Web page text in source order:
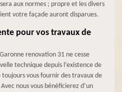
aux normes ; propre et les divers
votre façade auront disparues.
pour vos travaux de
renovation 31 ne cesse
technique depuis l’existence de
vous fournir des travaux de
nous vous bénéficierez d’un